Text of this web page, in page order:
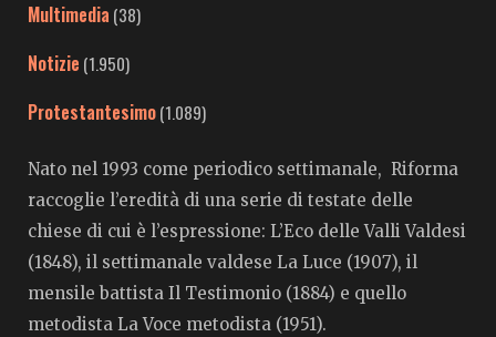
Multimedia (38)
Notizie (1.950)
Protestantesimo(1.089)
Nato nel 1993 come periodico settimanale, Riforma
raccoglie l’eredità di una serie di testate delle
chiese di cui è l’espressione: L’Eco delle Valli Valdesi
(1848), il settimanale valdese La Luce (1907), il
mensile battista Il Testimonio (1884) e quello
metodista La Voce metodista (1951).